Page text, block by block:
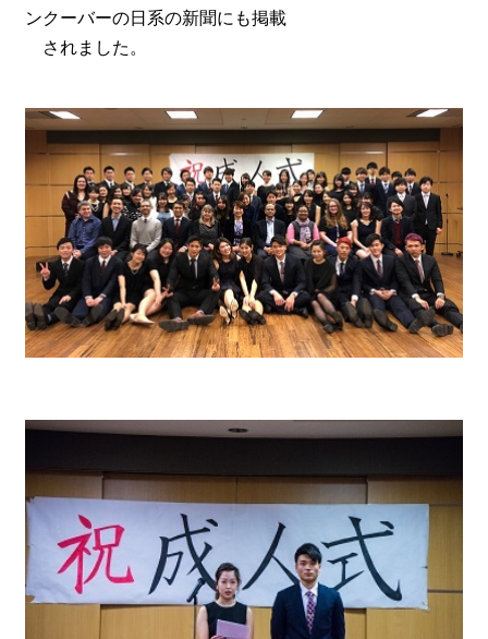
ンクーバーの日系の新聞にも掲載
されました。